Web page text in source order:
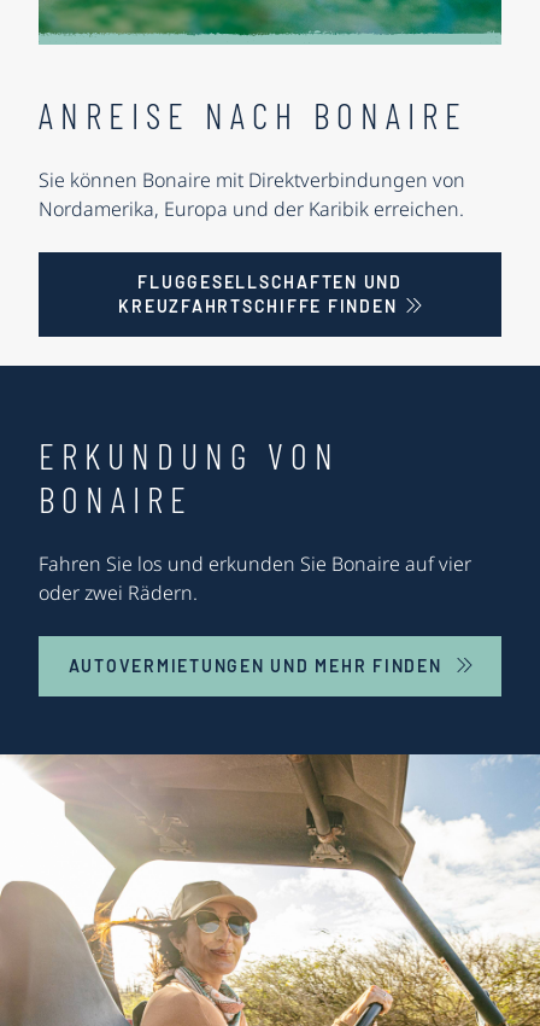
ANREISE NACH BONAIRE
Sie können Bonaire mit Direktverbindungen von
Nordamerika, Europa und der Karibik erreichen.
FLUGGESELLSCHAFTEN UND
KREUZFAHRTSCHIFFE FINDEN
ERKUNDUNG VON
BONAIRE
Fahren Sie los und erkunden Sie Bonaire auf vier
oder zwei Rädern.
AUTOVERMIETUNGEN UND MEHR FINDEN